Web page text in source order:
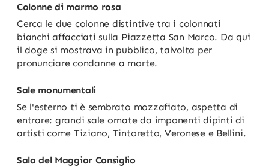
Colonne di marmo rosa
Cerca le due colonne distintive tra i colonnati
bianchi affacciati sulla Piazzetta San Marco. Da qui
il doge si mostrava in pubblico, talvolta per
pronunciare condanne a morte.
Sale monumentali
Se l'esterno ti è sembrato mozzafiato, aspetta di
entrare: grandi sale ornate da imponenti dipinti di
artisti come Tiziano, Tintoretto, Veronese e Bellini.
Sala del Maggior Consiglio